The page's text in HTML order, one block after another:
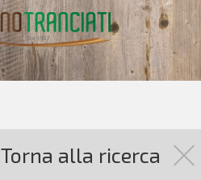
Torna alla ricerca